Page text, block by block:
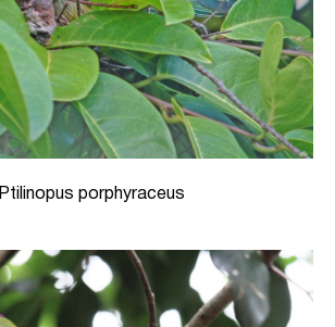
Ptilinopus porphyraceus